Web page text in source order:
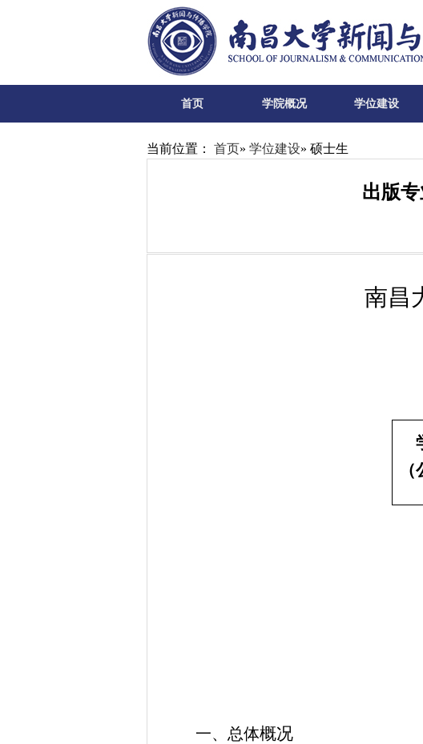
首页 学院概况 学位建设
当前位置： 首页» 学位建设» 硕士生
出版专
南昌
一、 总体概况